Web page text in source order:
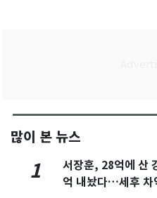
많이 본 뉴스
1
서장훈, 28억에 산
억 내놨다…세후